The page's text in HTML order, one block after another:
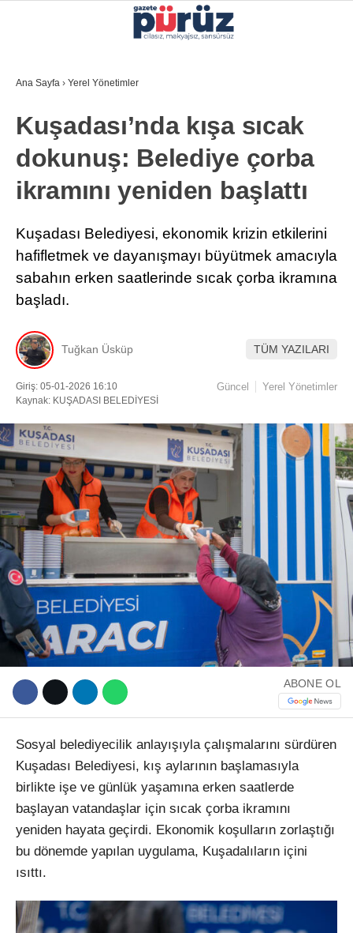
Facebook
Instagram
TikTok
YEREL YÖNETIMLER
GÜNCEL
EKONOMI
POLITIKA
SAĞLIK
DIĞER
Ana Sayfa › Yerel Yönetimler
Kuşadası’nda kışa sıcak
dokunuş: Belediye çorba
ikramını yeniden başlattı
Kuşadası Belediyesi, ekonomik krizin etkilerini
hafifletmek ve dayanışmayı büyütmek amacıyla
sabahın erken saatlerinde sıcak çorba ikramına
başladı.
Tuğkan Üsküp TÜM YAZILARI
Giriş: 05-01-2026 16:10
Kaynak: KUŞADASI BELEDİYESİ
Güncel Yerel Yönetimler
ABONE OL
Sosyal belediyecilik anlayışıyla çalışmalarını sürdüren
Kuşadası Belediyesi, kış aylarının başlamasıyla
birlikte işe ve günlük yaşamına erken saatlerde
başlayan vatandaşlar için sıcak çorba ikramını
yeniden hayata geçirdi. Ekonomik koşulların zorlaştığı
bu dönemde yapılan uygulama, Kuşadalıların içini
ısıttı.